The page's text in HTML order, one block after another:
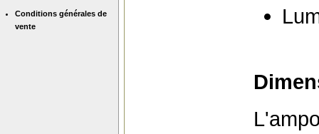
Conditions générales de
vente